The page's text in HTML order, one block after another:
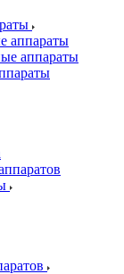
аппараты
аппараты